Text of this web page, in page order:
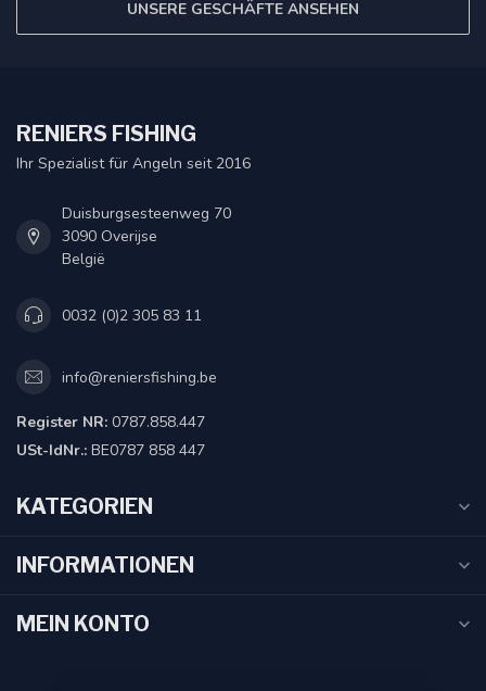
UNSERE GESCHÄFTE ANSEHEN
RENIERS FISHING
Ihr Spezialist für Angeln seit 2016
Duisburgsesteenweg 70
3090 Overijse
België
0032 (0)2 305 83 11
info@reniersfishing.be
Register NR: 0787.858.447
USt-IdNr.: BE0787 858 447
KATEGORIEN
INFORMATIONEN
MEIN KONTO